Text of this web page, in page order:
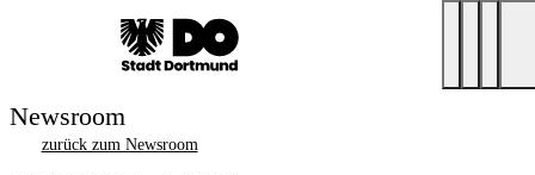
Newsroom
zurück zum Newsroom